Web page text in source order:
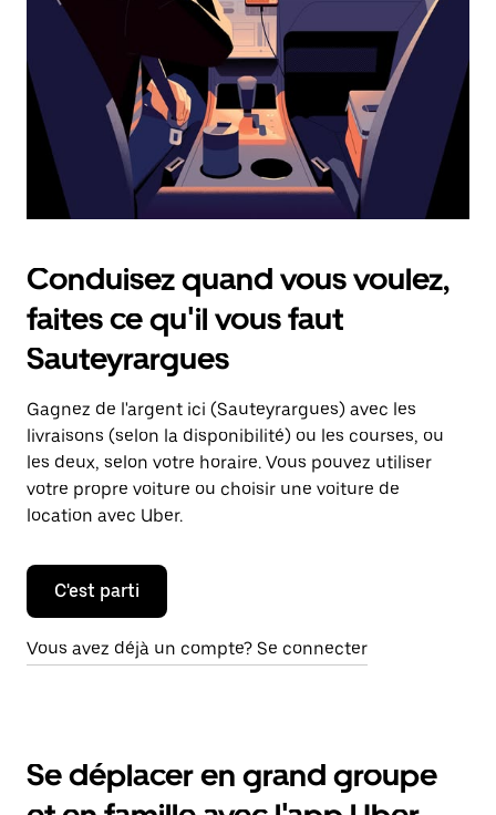
d'échappement
pour
fermer
calendrier.
Conduisez quand vous voulez,
faites ce qu'il vous faut
Sauteyrargues
Gagnez de l'argent ici (Sauteyrargues) avec les
livraisons (selon la disponibilité) ou les courses, ou
les deux, selon votre horaire. Vous pouvez utiliser
votre propre voiture ou choisir une voiture de
location avec Uber.
C'est parti
Vous avez déjà un compte? Se connecter
Se déplacer en grand groupe